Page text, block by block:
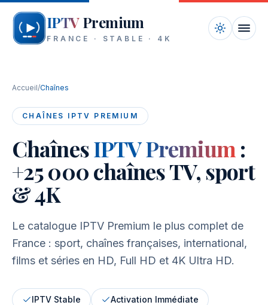
IPTVPremium
FRANCE · STABLE · 4K
Chaînes
Blog
FAQ
Contact
Accueil/Chaînes
CHAÎNES IPTV PREMIUM
ChaînesIPTV Premium :
+25 000 chaînes TV, sport
& 4K
Le catalogue IPTV Premium le plus complet de
France : sport, chaînes françaises, international,
films et séries en HD, Full HD et 4K Ultra HD.
IPTV Stable Activation Immédiate